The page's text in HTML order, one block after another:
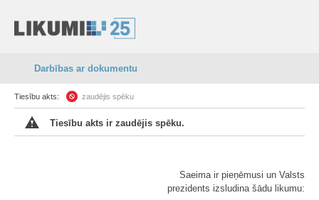
Darbības ar dokumentu
Tiesību akts: zaudējis spēku
Tiesību akts ir zaudējis spēku.
Saeima ir pieņēmusi un Valsts
prezidents izsludina šādu likumu: